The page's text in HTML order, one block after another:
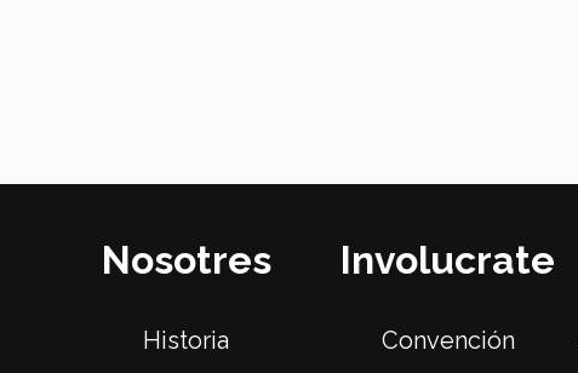
Nosotres
Historia
Involucrate
Convención